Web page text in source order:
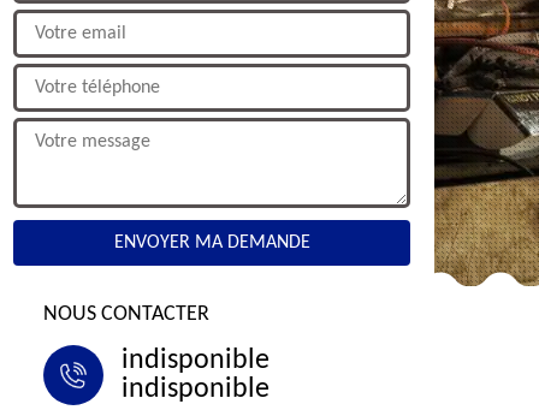
NOUS CONTACTER
indisponible
indisponible